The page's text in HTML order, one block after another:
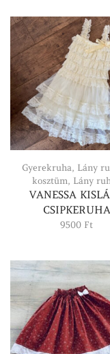
Gyerekruha, Lány
kosztüm, Lány
VANESSA
CSIPKERUHA
9500 Ft